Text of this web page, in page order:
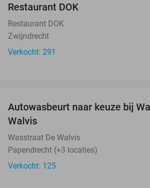
Restaurant DOK
Restaurant DOK
Zwijndrecht
Verkocht: 291
Autowasbeurt naar keuze bij
Walvis
Wasstraat De Walvis
Papendrecht (+3 locaties)
Verkocht: 125